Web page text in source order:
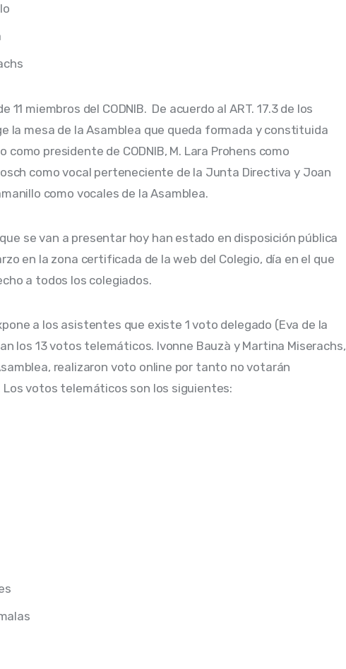
miembros del CODNIB.  De acuerdo al ART. 17.3 de los
la mesa de la Asamblea que queda formada y constituida
como presidente de CODNIB, M. Lara Prohens como
como vocal perteneciente de la Junta Directiva y Joan
como vocales de la Asamblea.
se van a presentar hoy han estado en disposición pública
en la zona certificada de la web del Colegio, día en el que
a todos los colegiados.
a los asistentes que existe 1 voto delegado (Eva de la
los 13 votos telemáticos. Ivonne Bauzà y Martina Miserachs,
realizaron voto online por tanto no votarán
votos telemáticos son los siguientes: